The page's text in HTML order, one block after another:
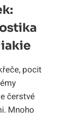
pocit
čerstvé
Mnoho